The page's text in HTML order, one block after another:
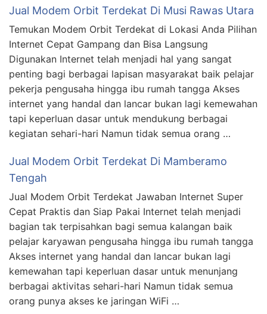
Jual Modem Orbit Terdekat Di Musi Rawas Utara
Temukan Modem Orbit Terdekat di Lokasi Anda Pilihan
Internet Cepat Gampang dan Bisa Langsung
Digunakan Internet telah menjadi hal yang sangat
penting bagi berbagai lapisan masyarakat baik pelajar
pekerja pengusaha hingga ibu rumah tangga Akses
internet yang handal dan lancar bukan lagi kemewahan
tapi keperluan dasar untuk mendukung berbagai
kegiatan sehari-hari Namun tidak semua orang …
Jual Modem Orbit Terdekat Di Mamberamo
Tengah
Jual Modem Orbit Terdekat Jawaban Internet Super
Cepat Praktis dan Siap Pakai Internet telah menjadi
bagian tak terpisahkan bagi semua kalangan baik
pelajar karyawan pengusaha hingga ibu rumah tangga
Akses internet yang handal dan lancar bukan lagi
kemewahan tapi keperluan dasar untuk menunjang
berbagai aktivitas sehari-hari Namun tidak semua
orang punya akses ke jaringan WiFi …